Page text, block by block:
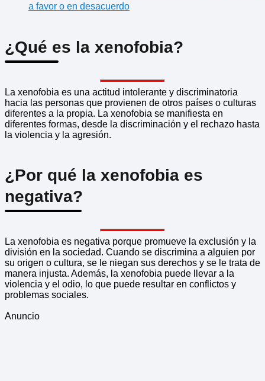
a favor o en desacuerdo
¿Qué es la xenofobia?
La xenofobia es una actitud intolerante y discriminatoria
hacia las personas que provienen de otros países o culturas
diferentes a la propia. La xenofobia se manifiesta en
diferentes formas, desde la discriminación y el rechazo hasta
la violencia y la agresión.
¿Por qué la xenofobia es
negativa?
La xenofobia es negativa porque promueve la exclusión y la
división en la sociedad. Cuando se discrimina a alguien por
su origen o cultura, se le niegan sus derechos y se le trata de
manera injusta. Además, la xenofobia puede llevar a la
violencia y el odio, lo que puede resultar en conflictos y
problemas sociales.
Anuncio